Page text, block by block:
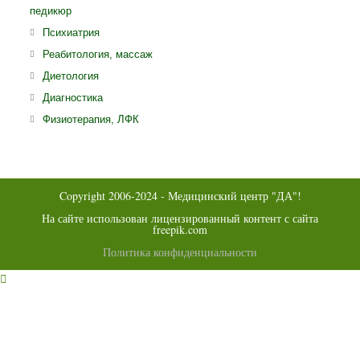
педикюр
ПсихиатрияОткроется
в
Реабитология, массажОткроется
ДиетологияОткроется
в
ДиагностикаОткроется
в
Физиотерапия, ЛФК
Copyright 2006-2024 - Медицинский центр "ДА"!
На сайте использован лицензированный контент с сайта
freepik.com
Политика конфиденциальности